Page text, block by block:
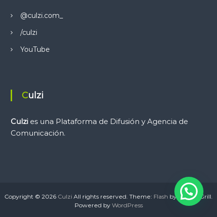
n
d
e
n
d
@culzi.com_
/culzi
YouTube
Culzi
Culzi es una Plataforma de Difusión y Agencia de
Comunicación.
Copyright © 2026 Culzi All rights reserved. Theme: Flash by ThemeGrill.
Powered by WordPress